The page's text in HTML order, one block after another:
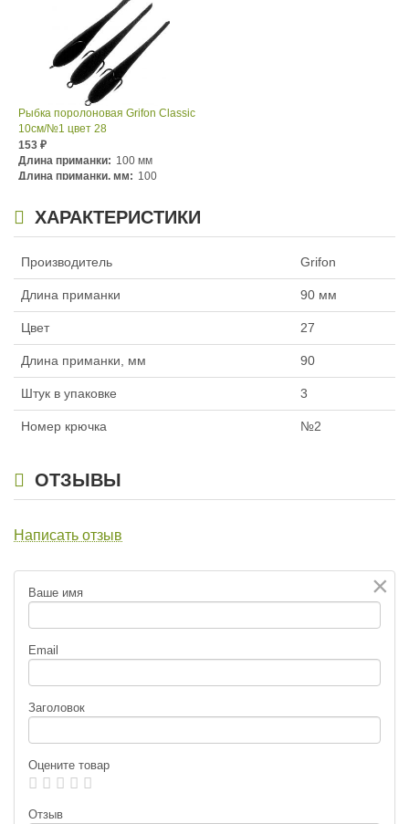
Рыбка поролоновая Grifon Classic
10см/№1 цвет 28
153 ₽
Длина приманки: 100 мм
Длина приманки, мм: 100
ХАРАКТЕРИСТИКИ
Производитель Grifon
Длина приманки 90 мм
Цвет 27
Длина приманки, мм 90
Штук в упаковке 3
Номер крючка №2
ОТЗЫВЫ
Написать отзыв
×
Ваше имя
Email
Заголовок
Оцените товар
Отзыв